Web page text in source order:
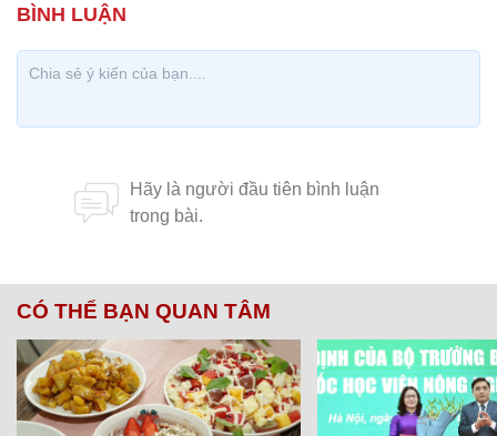
CÓ THỂ BẠN QUAN TÂM